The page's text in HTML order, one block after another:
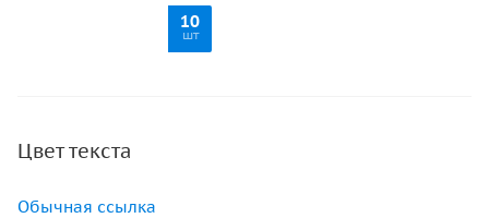
10
шт
Цвет текста
Обычная ссылка